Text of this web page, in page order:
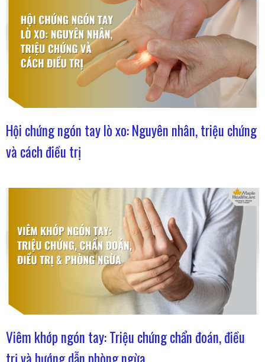
Hội chứng ngón tay lò xo: Nguyên nhân, triệu chứng
và cách điều trị
Viêm khớp ngón tay: Triệu chứng chẩn đoán, điều